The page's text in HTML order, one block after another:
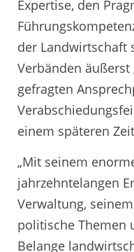
Expertise, den
der Landwirtschaft
Verbänden
gefragten
einem späteren
„Mit seinem
jahrzehntelangen
Verwaltung,
politische Themen
Belange